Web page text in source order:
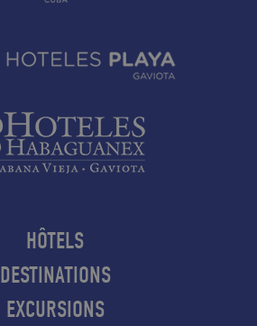
HÔTELS
DESTINATIONS
EXCURSIONS